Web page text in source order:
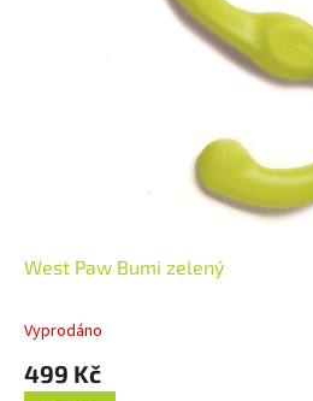
West Paw Bumi zelený
Vyprodáno
499 Kč